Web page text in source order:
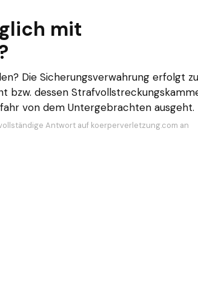
mit
Die Sicherungsverwahrung erfolgt
bzw. dessen
von dem Untergebrachten ausgeht.
Antwort auf koerperverletzung.com an